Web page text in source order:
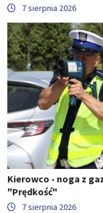
7 sierpnia 2026
Kierowco - noga z
"Prędkość"
7 sierpnia 2026